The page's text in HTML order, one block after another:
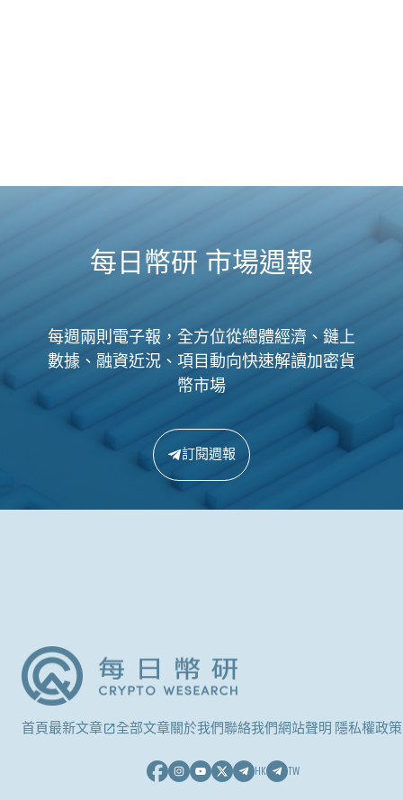
每日幣研 市場週報
每週兩則電子報，全方位從總體經濟、鏈上
數據、融資近況、項目動向快速解讀加密貨
幣市場
訂閱週報
首頁最新文章 全部文章關於我們聯絡我們網站聲明 隱私權政策
HK TW